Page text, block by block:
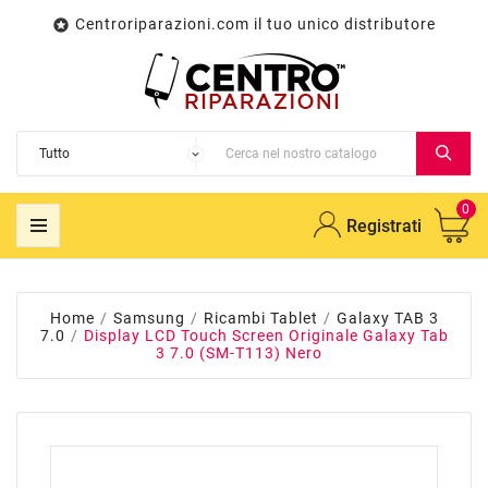
 Centroriparazioni.com il tuo unico distributore
Registrati
0
Home Samsung Ricambi Tablet
Galaxy TAB 3
7.0
Display LCD Touch Screen Originale Galaxy Tab
3 7.0 (SM-T113) Nero